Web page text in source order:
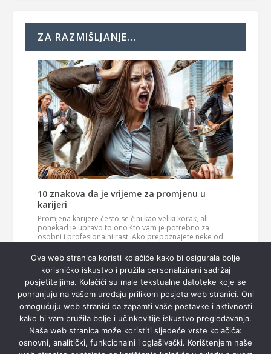
ZA RAZMIŠLJANJE...
10 znakova da je vrijeme za promjenu u
karijeri
Promjena karijere često se čini kao veliki korak, ali
ponekad je upravo to ono što vam je potrebno za
osobni i profesionalni rast. Ako prepoznajete neke od
ovih znakova, možda je vrijeme da razmislite o novom
smjeru u svom životu. 1. Vaš posao više vas…Pročitaj
više
Ova web stranica koristi kolačiće kako bi osigurala bolje
korisničko iskustvo i pružila personalizirani sadržaj
posjetiteljima. Kolačići su male tekstualne datoteke koje se
pohranjuju na vašem uređaju prilikom posjeta web stranici. Oni
omogućuju web stranici da zapamti vaše postavke i aktivnosti
kako bi vam pružila bolje i učinkovitije iskustvo pregledavanja.
Naša web stranica može koristiti sljedeće vrste kolačića:
osnovni, analitički, funkcionalni i oglašivački. Korištenjem naše